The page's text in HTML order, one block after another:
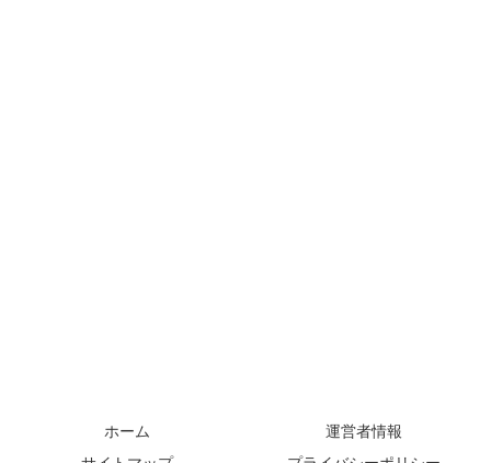
ホーム
運営者情報